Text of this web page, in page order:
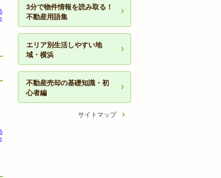
3分で物件情報を読み取る！
不動産用語集
エリア別生活しやすい地
域・横浜
不動産売却の基礎知識・初
心者編
サイトマップ